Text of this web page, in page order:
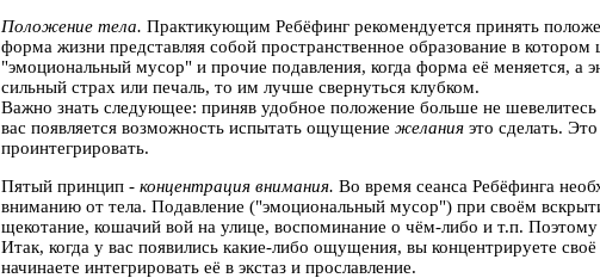
Положение тела. Практикующим Ребёфинг рекомендуется принять
форма жизни представляя собой пространственное образование в
"эмоциональный мусор" и прочие подавления, когда форма её меняется, а
сильный страх или печаль, то им лучше свернуться клубком.
Важно знать следующее: приняв удобное положение больше не
вас появляется возможность испытать ощущение желания это сделать.
проинтегрировать.
Пятый принцип - концентрация внимания. Во время сеанса Ребёфинга
вниманию от тела. Подавление ("эмоциональный мусор") при своём
щекотание, кошачий вой на улице, воспоминание о чём-либо и т.п.
Итак, когда у вас появились какие-либо ощущения, вы концентрируете
начинаете интегрировать её в экстаз и прославление.